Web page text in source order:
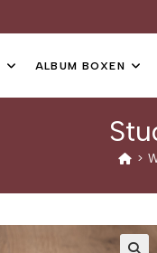
ALBUM BOXEN
>